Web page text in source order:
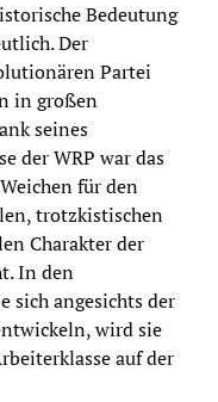
Bedeutung
Der
Partei
in großen
seines
der WRP war das
für den
trotzkistischen
Charakter der
In den
sich angesichts der
wird sie
auf der